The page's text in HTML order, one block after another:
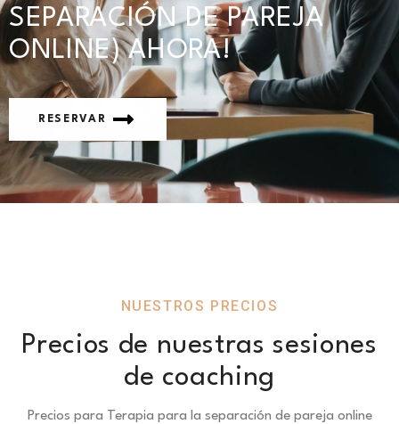
SEPARACIÓN DE PAREJA
ONLINE) AHORA!
RESERVAR
NUESTROS PRECIOS
Precios de nuestras sesiones
de coaching
Precios para Terapia para la separación de pareja online